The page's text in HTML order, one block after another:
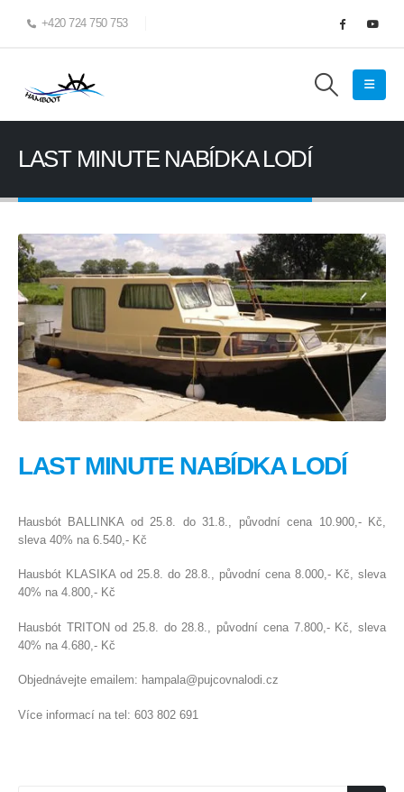
+420 724 750 753
LAST MINUTE NABÍDKA LODÍ
LAST MINUTE NABÍDKA LODÍ
Hausbót BALLINKA od 25.8. do 31.8., původní cena 10.900,- Kč,
sleva 40% na 6.540,- Kč
Hausbót KLASIKA od 25.8. do 28.8., původní cena 8.000,- Kč, sleva
40% na 4.800,- Kč
Hausbót TRITON od 25.8. do 28.8., původní cena 7.800,- Kč, sleva
40% na 4.680,- Kč
Objednávejte emailem: hampala@pujcovnalodi.cz
Více informací na tel: 603 802 691